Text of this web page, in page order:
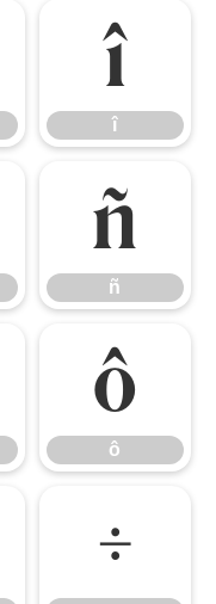
î
î
ñ
ñ
ô
ô
÷